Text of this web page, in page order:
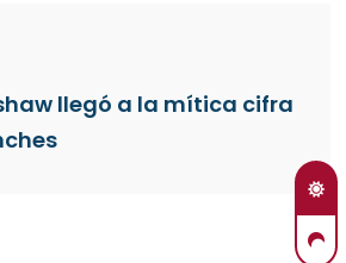
llegó a la mítica cifra